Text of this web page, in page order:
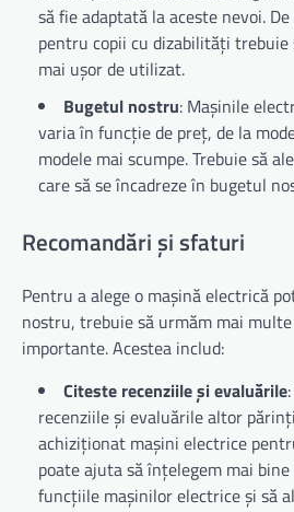
să fie adaptată la aceste nevoi.
pentru copii cu dizabilități trebuie
mai ușor de utilizat.
Bugetul nostru: Mașinile
varia în funcție de preț, de la
modele mai scumpe. Trebuie să
care să se încadreze în bugetul
Recomandări și sfaturi
Pentru a alege o mașină electrică
nostru, trebuie să urmăm mai
importante. Acestea includ:
Citeste recenziile și evaluările
recenziile și evaluările altor
achiziționat mașini electrice
poate ajuta să înțelegem mai
funcțiile mașinilor electrice și să